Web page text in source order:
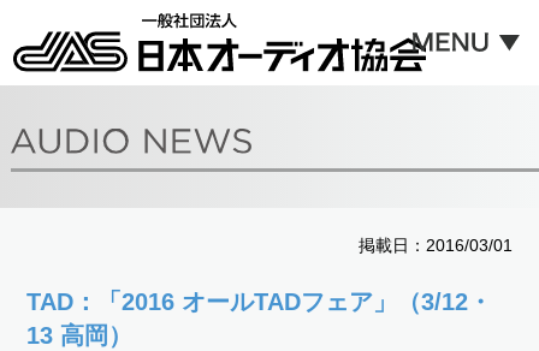
掲載日：2016/03/01
TAD：「2016 オールTADフェア」（3/12・
13 高岡）